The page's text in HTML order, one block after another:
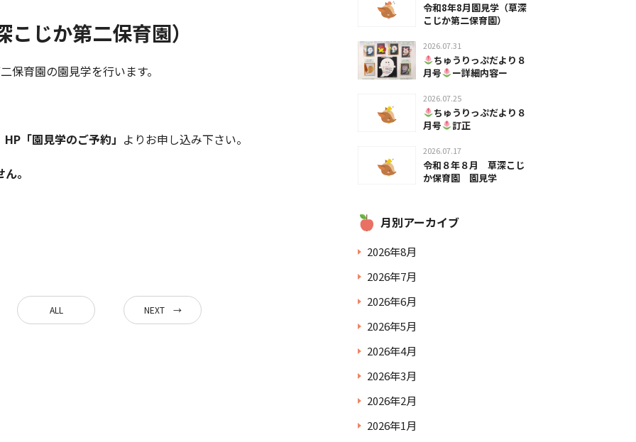
じか第二保育園）
保育園の園見学を行います。
HP「園見学のご予約」 よりお申し込み下さい。
。
ALL NEXT
令和8年8月園見学（草深
こじか第二保育園）
2026.07.31
ちゅうりっぷだより８
月号
ー詳細内容ー
2026.07.25
ちゅうりっぷだより８
月号
訂正
2026.07.17
令和８年８月 草深こじ
か保育園 園見学
月別アーカイブ
2026年8月
2026年7月
2026年6月
2026年5月
2026年4月
2026年3月
2026年2月
2026年1月